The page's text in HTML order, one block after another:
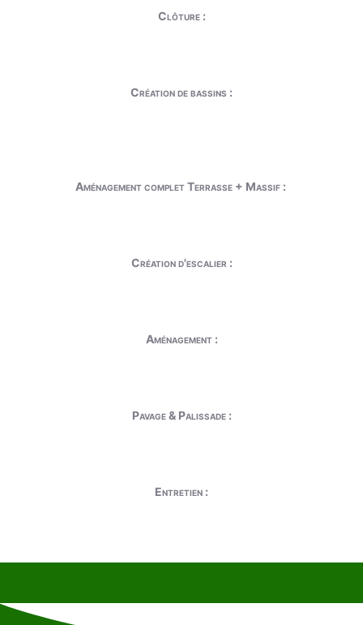
Clôture :
Création de bassins :
Aménagement complet Terrasse + Massif :
Création d'escalier :
Aménagement :
Pavage & Palissade :
Entretien :